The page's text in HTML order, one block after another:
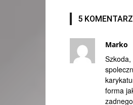
5
Marko
forma